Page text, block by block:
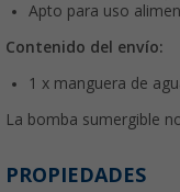
Apto para uso
Contenido del envío:
1 x manguera de
La bomba sumergible
PROPIEDADES